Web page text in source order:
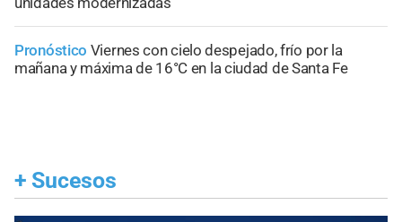
Pronóstico Viernes con cielo despejado, frío por la
mañana y máxima de 16°C en la ciudad de Santa Fe
+ Sucesos